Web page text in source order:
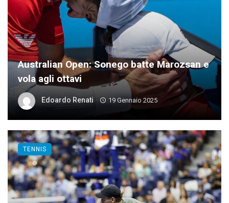
Australian Open: Sonego batte Marozsan e
vola agli ottavi
Edoardo Renati 19 Gennaio 2025
TENNIS